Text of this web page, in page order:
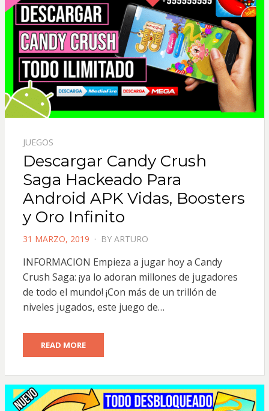
JUEGOS
Descargar Candy Crush
Saga Hackeado Para
Android APK Vidas, Boosters
y Oro Infinito
POSTED
31 MARZO, 2019 BY ARTURO
INFORMACION Empieza a jugar hoy a Candy
Crush Saga: ¡ya lo adoran millones de jugadores
de todo el mundo! ¡Con más de un trillón de
niveles jugados, este juego de…
READ MORE